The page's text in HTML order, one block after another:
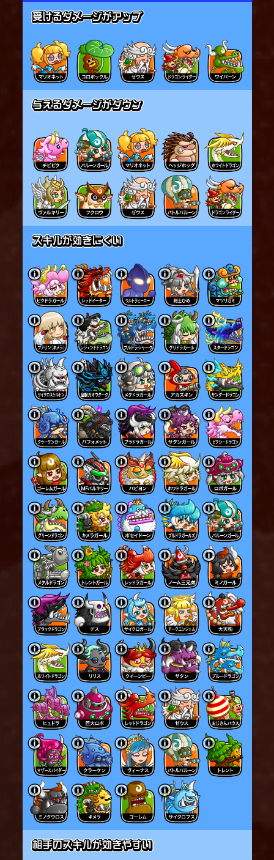
※タッグ・トリオでは、
れない
1回の号令で複数の花火のダメージが同一の敵に入っ
た場合、
2発目以降の花火で与えるダメージが減少する。
花火の筒：
タッグ・トリオでは、上記に加え、味方全体で最大3
本まで設置できる。
※最大数を超えた場合は、古いものから消滅する
花火の筒は以下の条件で壊れる。
・一定時間経過する
・一定回数花火を発射する
・一定回数攻撃を受ける
・大砲を受ける
・バクダンむすめから一定距離離れる
※戦場にバクダンむすめがいなくなっても壊れる
バクダンむすめが倒された時：
バクダンむすめが倒されると、前方に爆弾をばら撒
く。
爆弾は敵が近づくと爆発して、ダメージを与える。
1体のバクダンむすめがばら撒いた複数の爆弾のダメ
ージが
同一の敵に入った場合、
2つめ以降の爆弾で与えるダメージが減少する。